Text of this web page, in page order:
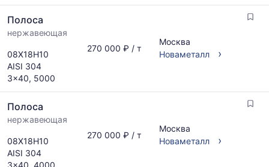
Полоса
нержавеющая
08Х18Н10
AISI 304
3x40, 5000
270 000 ₽ / т
Москва
Новаметалл
›
Полоса
нержавеющая
08Х18Н10
AISI 304
3x40, 4000
270 000 ₽ / т
Москва
Новаметалл
›